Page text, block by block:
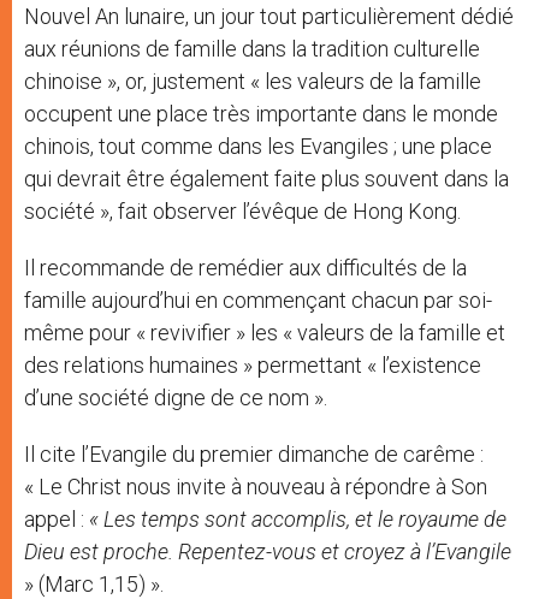
Nouvel An lunaire, un jour tout particulièrement dédié
aux réunions de famille dans la tradition culturelle
chinoise », or, justement « les valeurs de la famille
occupent une place très importante dans le monde
chinois, tout comme dans les Evangiles ; une place
qui devrait être également faite plus souvent dans la
société », fait observer l’évêque de Hong Kong.
Il recommande de remédier aux difficultés de la
famille aujourd’hui en commençant chacun par soi-
même pour « revivifier » les « valeurs de la famille et
des relations humaines » permettant « l’existence
d’une société digne de ce nom ».
Il cite l’Evangile du premier dimanche de carême :
« Le Christ nous invite à nouveau à répondre à Son
appel : « Les temps sont accomplis, et le royaume de
Dieu est proche. Repentez-vous et croyez à l’Evangile
» (Marc 1,15) ».